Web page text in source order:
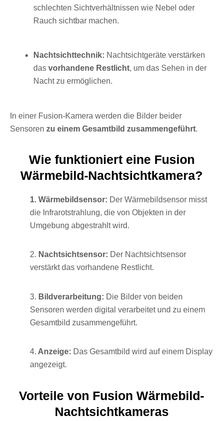
schlechten Sichtverhältnissen wie Nebel oder
Rauch sichtbar machen.
Nachtsichttechnik: Nachtsichtgeräte verstärken
das vorhandene Restlicht, um das Sehen in der
Nacht zu ermöglichen.
In einer Fusion-Kamera werden die Bilder beider
Sensoren zu einem Gesamtbild zusammengeführt.
Wie funktioniert eine Fusion
Wärmebild-Nachtsichtkamera?
1. Wärmebildsensor: Der Wärmebildsensor misst
die Infrarotstrahlung, die von Objekten in der
Umgebung abgestrahlt wird.
2. Nachtsichtsensor: Der Nachtsichtsensor
verstärkt das vorhandene Restlicht.
3. Bildverarbeitung: Die Bilder von beiden
Sensoren werden digital verarbeitet und zu einem
Gesamtbild zusammengeführt.
4. Anzeige: Das Gesamtbild wird auf einem Display
angezeigt.
Vorteile von Fusion Wärmebild-
Nachtsichtkameras